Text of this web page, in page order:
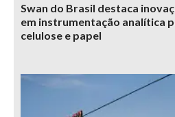
Swan do Brasil destaca
em instrumentação analítica
celulose e papel